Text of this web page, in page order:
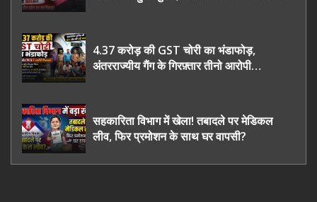
4.37 करोड़ की GST चोरी का भंडाफोड़,
अंतरराज्यीय गैंग के गिरफ़्तार तीनो आरोपी
सहकारिता विभाग में खेला! तबादले पर मेडिकल
लीव, फिर प्रमोशन के साथ घर वापसी?